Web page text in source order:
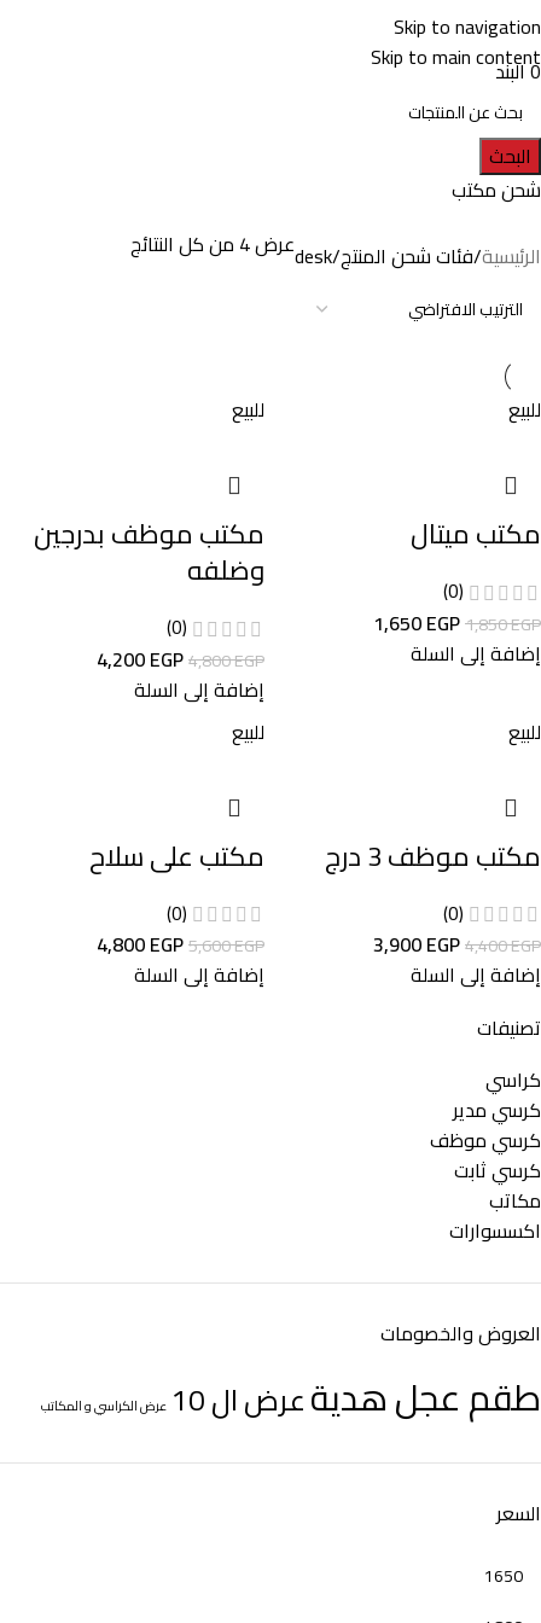
Skip to navigation
Skip to main content
🚚 شحن مجان عند شرائك ب 20000 جنيه
0البند
البحث
شحن مكتب
الرئيسية فئات شحن المنتج deskعرض ⁦4⁩ من كل النتائج
للبيع
مكتب ميتال
(0)
1,850EGP
1,650EGP
إضافة إلى السلة
للبيع
مكتب موظف بدرجين
وضلفه
(0)
4,800EGP
4,200EGP
إضافة إلى السلة
للبيع
مكتب موظف 3 درج
(0)
4,400EGP
3,900EGP
إضافة إلى السلة
للبيع
مكتب على سلاح
(0)
5,600EGP
4,800EGP
إضافة إلى السلة
تصنيفات
كراسي
كرسي مدير
كرسي موظف
كرسي ثابت
مكاتب
اكسسوارات
العروض والخصومات
طقم عجل هديةعرض ال 10 عرض الكراسي و المكاتب
السعر